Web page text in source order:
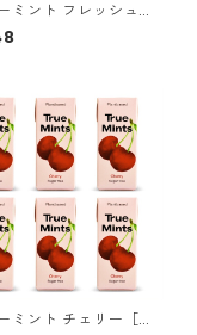
ミント フレッシュミ
ラントベース パステ
12個
ミント チェリー［プ